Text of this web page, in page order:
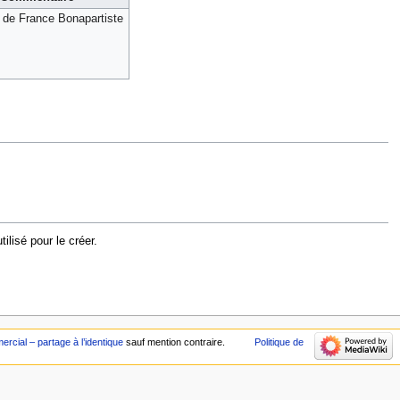
France Bonapartiste
pour le créer.
– partage à l’identique sauf mention contraire. Politique de